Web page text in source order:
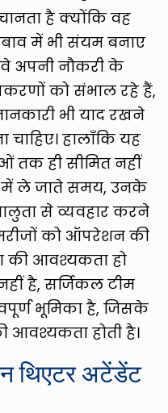
है क्योंकि वह
में भी संयम बनाए
अपनी नौकरी के
को संभाल रहे हैं,
भी याद रखने
चाहिए। हालाँकि यह
तक ही सीमित नहीं
में ले जाते समय, उनके
से व्यवहार करने
को ऑपरेशन की
की आवश्यकता हो
है, सर्जिकल टीम
भूमिका है, जिसके
आवश्यकता होती है।
थिएटर अटेंडेंट